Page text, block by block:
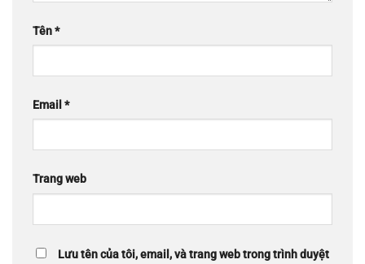
Tên*
Email *
Trang web
Lưu tên của tôi, email, và trang web trong trình duyệt